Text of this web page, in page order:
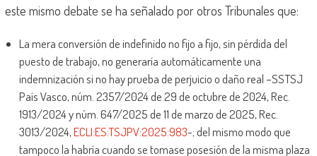
este mismo debate se ha señalado por otros Tribunales que:
La mera conversión de indefinido no fijo a fijo, sin pérdida del
puesto de trabajo, no generaría automáticamente una
indemnización si no hay prueba de perjuicio o daño real –SSTSJ
País Vasco, núm. 2357/2024 de 29 de octubre de 2024, Rec.
1913/2024 y núm. 647/2025 de 11 de marzo de 2025, Rec.
3013/2024,ECLI:ES:TSJPV:2025:983-; del mismo modo que
tampoco la habría cuando se tomase posesión de la misma plaza